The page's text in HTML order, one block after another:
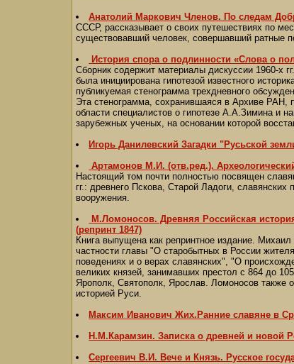
Анатолий Маркович Членов. По следам
СССР, рассказывает о своих путешествиях по
существовавший человек, совершавший ратные
История спора о подлинности «Слова о
Сборник содержит материалы дискуссии 1960-х
была инициирована гипотезой известного
публикуемая стенограмма трехдневного
Эта стенограмма, сохранившаяся в Архиве РАН,
области специалистов о гипотезе А.А.Зимина и
зарубежных ученых, на основании которой
Игорь Данилевский Загадки "Русьской
Артамонов М.И. (отв.ред.).
Настоящий том почти полностью посвящен
гг.: древнего Пскова, Старой Ладоги,
вооружения.
М.Ломоносов. Древняя Российская
(репринт 1847)
Книга выпущена как репринтное издание.
частности главы "О старобытных в России
поведениях и о верах славянских", "О
великих князей, занимавших престол с 864 до
Ярополк, Святополк, Ярослав. Ломоносов также
историей Руси.
Максим Иванович Жих.Ранние славяне в
Н.М.Карамзин. Записка о древней и новой
Сергеевич В.И. Вече и Князь. Русское